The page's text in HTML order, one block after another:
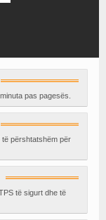
pas pagesës.
të përshtatshëm për
të sigurt dhe të